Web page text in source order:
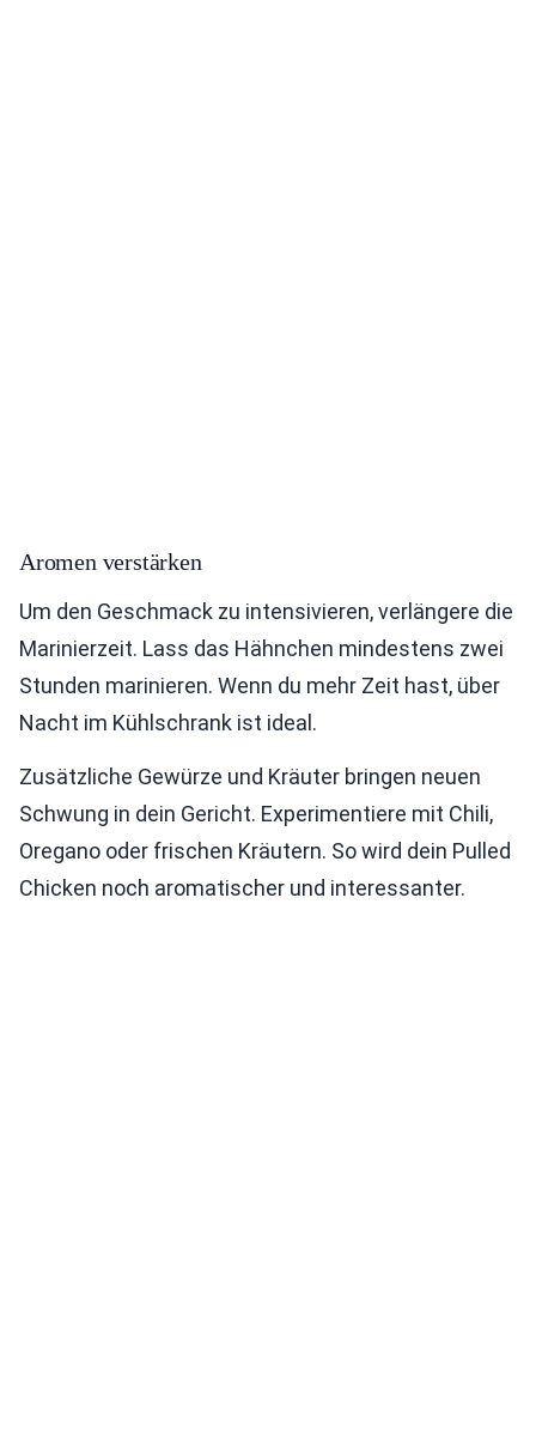
Aromen verstärken
Um den Geschmack zu intensivieren, verlängere die
Marinierzeit. Lass das Hähnchen mindestens zwei
Stunden marinieren. Wenn du mehr Zeit hast, über
Nacht im Kühlschrank ist ideal.
Zusätzliche Gewürze und Kräuter bringen neuen
Schwung in dein Gericht. Experimentiere mit Chili,
Oregano oder frischen Kräutern. So wird dein Pulled
Chicken noch aromatischer und interessanter.